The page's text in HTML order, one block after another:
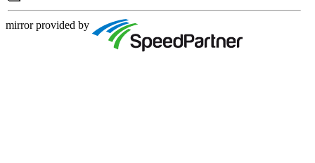
mirror provided by